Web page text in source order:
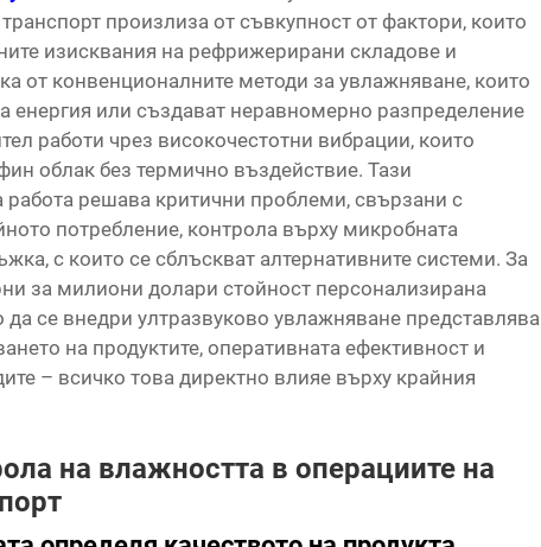
произлиза от съвкупност от фактори, които
изисквания на рефрижерирани складове и
от конвенционалните методи за увлажняване, които
енергия или създават неравномерно разпределение
работи чрез високочестотни вибрации, които
облак без термично въздействие. Тази
решава критични проблеми, свързани с
потребление, контрола върху микробната
с които се сблъскват алтернативните системи. За
за милиони долари стойност персонализирана
се внедри ултразвуково увлажняване представлява
на продуктите, оперативната ефективност и
– всичко това директно влияе върху крайния
на влажността в операциите на